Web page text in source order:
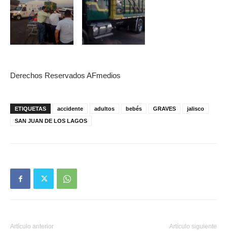
Derechos Reservados AFmedios
ETIQUETAS accidente adultos bebés GRAVES
jalisco
SAN JUAN DE LOS LAGOS
Artículo anterior Artículo siguiente